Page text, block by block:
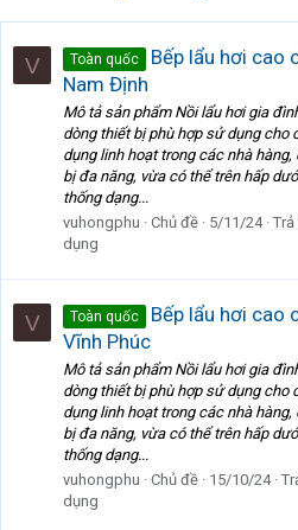
V Toàn quốc
Bếp lẩu hơi cao
Nam Định
Mô tả sản phẩm Nồi lẩu hơi gia
dòng thiết bị phù hợp sử dụng cho
dụng linh hoạt trong các nhà
bị đa năng, vừa có thể trên hấp
thống dạng...
vuhongphu
Chủ đề 5/11/24 Trả
dụng
V Toàn quốc
Bếp lẩu hơi cao
Vĩnh Phúc
Mô tả sản phẩm Nồi lẩu hơi gia
dòng thiết bị phù hợp sử dụng cho
dụng linh hoạt trong các nhà
bị đa năng, vừa có thể trên hấp
thống dạng...
vuhongphu
Chủ đề 15/10/24
dụng